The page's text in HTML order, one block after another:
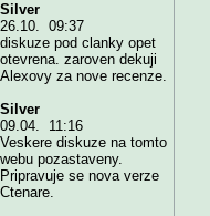
Silver
26.10. 09:37
diskuze pod clanky opet
otevrena. zaroven dekuji
Alexovy za nove recenze.
Silver
09.04. 11:16
Veskere diskuze na tomto
webu pozastaveny.
Pripravuje se nova verze
Ctenare.